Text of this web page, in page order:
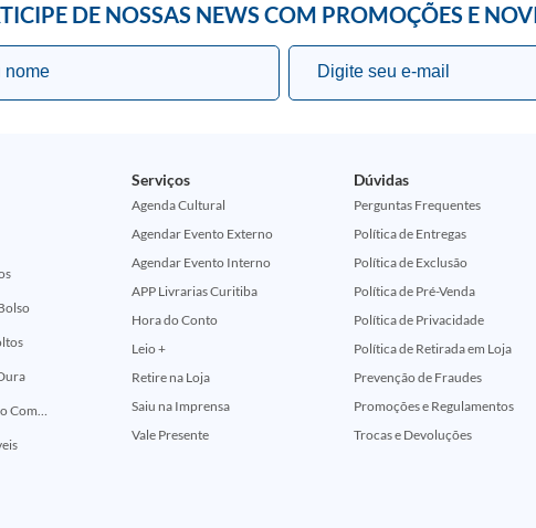
DE NOSSAS NEWS COM PROMOÇÕES E
Superman Vs. Homem-Aranha - Edição Comemorativa 50 Anos (Encontros Clássicos Dc E Marvel)
Serviços
Agenda Cultural
Agendar Evento Externo
Agendar Evento Interno
APP Livrarias Curitiba
Hora do Conto
Leio +
Retire na Loja
Saiu na Imprensa
Vale Presente
Dúvidas
Perguntas Frequentes
Política de Entregas
Política de Exclusão
Política de Pré-Venda
Política de Privacidade
Política de Retirada em Loja
Prevenção de Fraudes
Promoções e Regulamentos
Trocas e Devoluções